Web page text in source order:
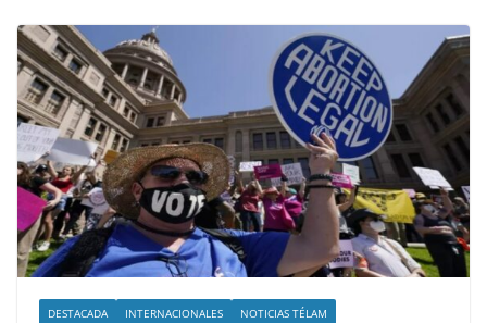
DESTACADA INTERNACIONALES NOTICIAS TÉLAM